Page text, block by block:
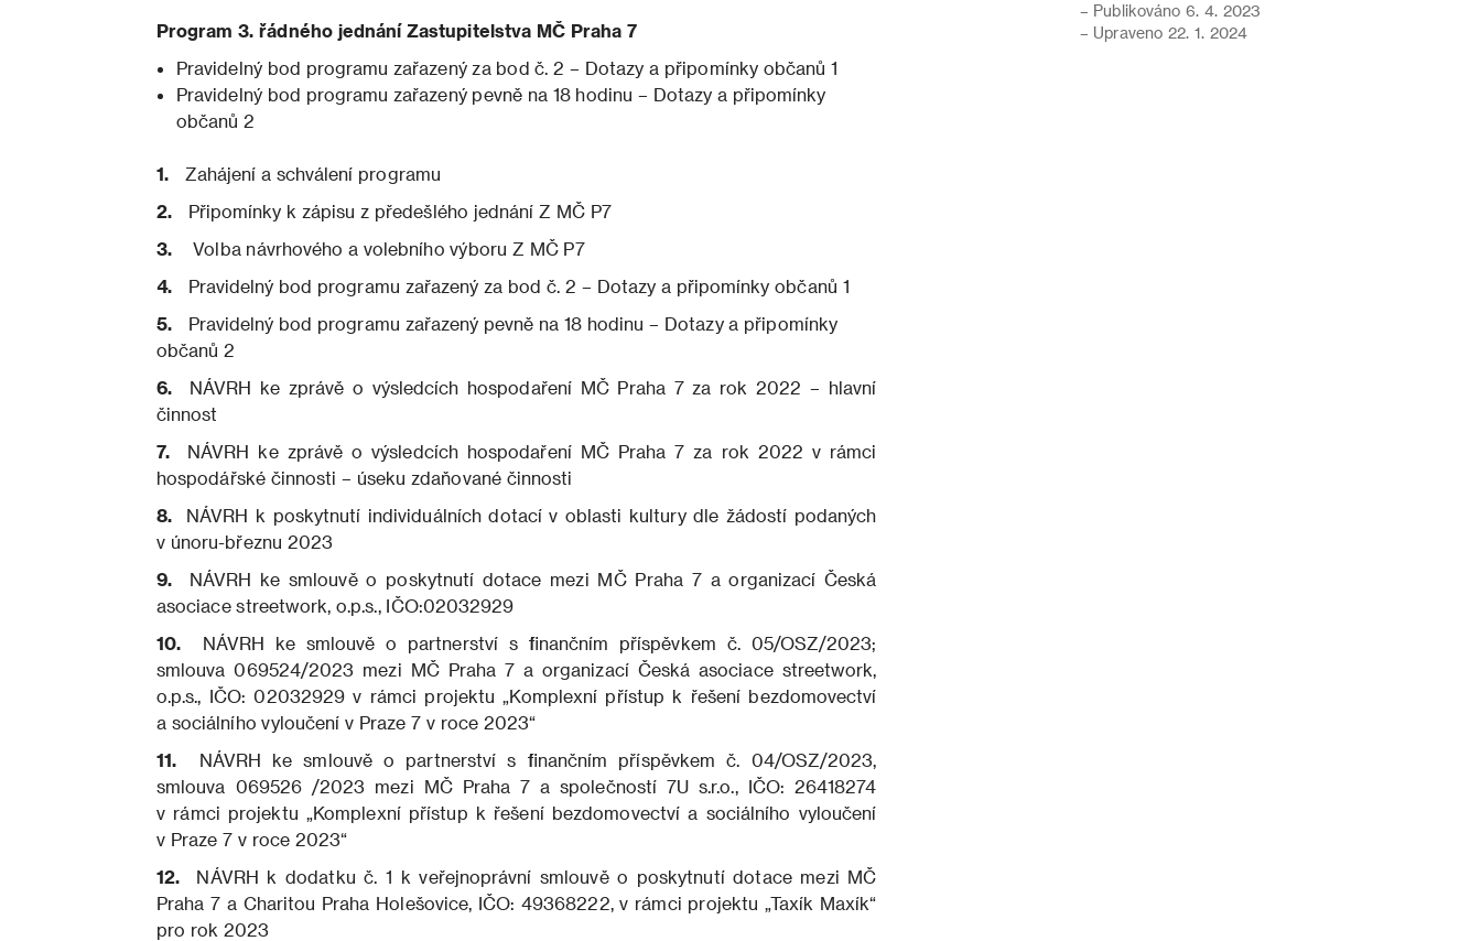
Program 3. řádného jednání Zastupitelstva MČ Praha 7
Pravidelný bod programu zařazený za bod č. 2 – Dotazy a připomínky občanů 1
Pravidelný bod programu zařazený pevně na 18 hodinu – Dotazy a připomínky
občanů 2
1.
Zahájení a schválení programu
2. Připomínky k zápisu z předešlého jednání Z MČ P7
3.
Volba návrhového a volebního výboru Z MČ P7
4. Pravidelný bod programu zařazený za bod č. 2 – Dotazy a připomínky občanů 1
5.
Pravidelný bod programu zařazený pevně na 18 hodinu – Dotazy a připomínky
občanů 2
6.
NÁVRH ke zprávě o výsledcích hospodaření MČ Praha 7 za rok 2022 – hlavní
činnost
7.
NÁVRH ke zprávě o výsledcích hospodaření MČ Praha 7 za rok 2022 v rámci
hospodářské činnosti – úseku zdaňované činnosti
8. NÁVRH k poskytnutí individuálních dotací v oblasti kultury dle žádostí podaných
v únoru-březnu 2023
9. NÁVRH ke smlouvě o poskytnutí dotace mezi MČ Praha 7 a organizací Česká
asociace streetwork, o.p.s., IČO:02032929
10.
NÁVRH ke smlouvě o partnerství s finančním příspěvkem č. 05/OSZ/2023;
smlouva 069524/2023 mezi MČ Praha 7 a organizací Česká asociace streetwork,
o.p.s., IČO: 02032929 v rámci projektu „Komplexní přístup k řešení bezdomovectví
a sociálního vyloučení v Praze 7 v roce 2023“
11.
NÁVRH ke smlouvě o partnerství s finančním příspěvkem č. 04/OSZ/2023,
smlouva 069526 /2023 mezi MČ Praha 7 a společností 7U s.r.o., IČO: 26418274
v rámci projektu „Komplexní přístup k řešení bezdomovectví a sociálního vyloučení
v Praze 7 v roce 2023“
12.
NÁVRH k dodatku č. 1 k veřejnoprávní smlouvě o poskytnutí dotace mezi MČ
Praha 7 a Charitou Praha Holešovice, IČO: 49368222, v rámci projektu „Taxík Maxík“
pro rok 2023
– Publikováno 6. 4. 2023
– Upraveno 22. 1. 2024